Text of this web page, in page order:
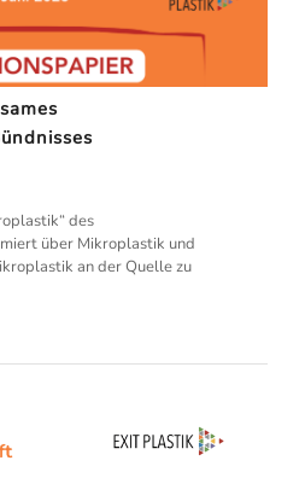
des
über Mikroplastik und
an der Quelle zu